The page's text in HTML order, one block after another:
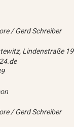
/ Gerd Schreiber
Lindenstraße 19
/ Gerd Schreiber